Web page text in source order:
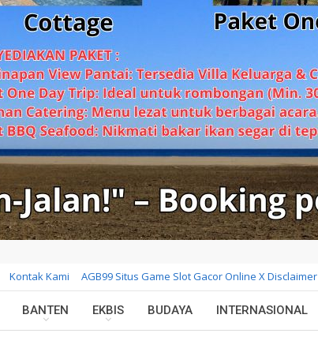
Kontak Kami AGB99 Situs Game Slot Gacor Online X Disclaimer
BANTEN EKBIS BUDAYA INTERNASIONAL